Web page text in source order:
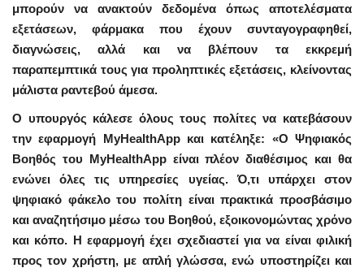
μπορούν να ανακτούν δεδομένα όπως αποτελέσματα
εξετάσεων, φάρμακα που έχουν συνταγογραφηθεί,
διαγνώσεις, αλλά και να βλέπουν τα εκκρεμή
παραπεμπτικά τους για προληπτικές εξετάσεις, κλείνοντας
μάλιστα ραντεβού άμεσα.
Ο υπουργός κάλεσε όλους τους πολίτες να κατεβάσουν
την εφαρμογή MyHealthApp και κατέληξε: «Ο Ψηφιακός
Βοηθός του MyHealthApp είναι πλέον διαθέσιμος και θα
ενώνει όλες τις υπηρεσίες υγείας. Ό,τι υπάρχει στον
ψηφιακό φάκελο του πολίτη είναι πρακτικά προσβάσιμο
και αναζητήσιμο μέσω του Βοηθού, εξοικονομώντας χρόνο
και κόπο. Η εφαρμογή έχει σχεδιαστεί για να είναι φιλική
προς τον χρήστη, με απλή γλώσσα, ενώ υποστηρίζει και